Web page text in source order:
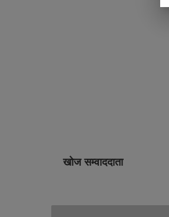
खोज सम्वाददाता